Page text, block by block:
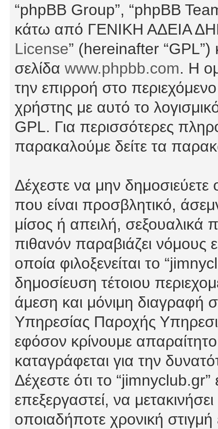
“phpBB Group”, “phpBB
κάτω από ΓΕΝΙΚΗ ΑΔΕΙΑ
License” (hereinafter “GPL”)
σελίδα www.phpbb.com. Η
την επιρροή στο
χρήστης με αυτό το
GPL. Για περισσότερες
παρακαλούμε δείτε τα
Δέχεστε να μην
που είναι προσβλητικό,
μίσος ή απειλή, σεξουαλικά
πιθανόν παραβιάζει νόμους
οποία φιλοξενείται το
δημοσίευση τέτοιου
άμεση και μόνιμη διαγραφή
Υπηρεσίας Παροχής
εφόσον κρίνουμε
καταγράφεται για την
Δέχεστε ότι το
επεξεργαστεί, να
οποιαδήποτε χρονική στιγμή